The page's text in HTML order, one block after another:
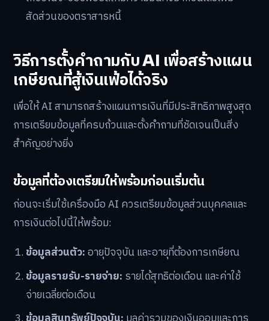
สัดส่วนของตราสารหนี้
วิธีการตั้งคำถามกับ AI เพื่อสร้างแผน
เกษียณที่สู้เงินเฟ้อได้จริง
เพื่อให้ AI สามารถสร้างแผนการเงินที่มีประสิทธิภาพสูงสุด
การเตรียมข้อมูลที่ครบถ้วนและตั้งคำถามที่ชัดเจนเป็นสิ่ง
สำคัญอย่างยิ่ง
ข้อมูลที่ต้องเตรียมให้พร้อมก่อนเริ่มต้น
ก่อนจะเริ่มใช้เครื่องมือ AI ควรเตรียมข้อมูลส่วนบุคคลและ
การเงินต่อไปนี้ให้พร้อม:
ข้อมูลส่วนตัว:อายุปัจจุบัน และอายุที่ต้องการเกษียณ
ข้อมูลรายรับ-รายจ่าย: รายได้สุทธิต่อเดือน และค่าใช้
จ่ายเฉลี่ยต่อเดือน